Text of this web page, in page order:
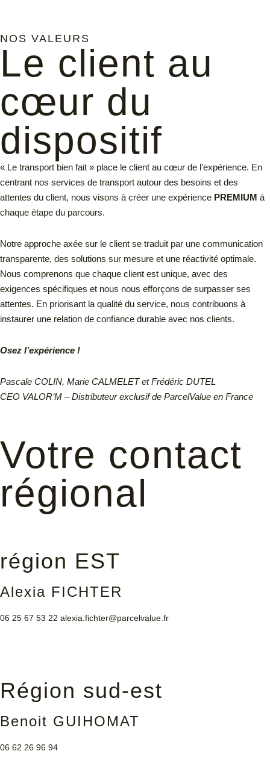
NOS VALEURS
Le client au
cœur du
dispositif
« Le transport bien fait » place le client au cœur de l’expérience. En
centrant nos services de transport autour des besoins et des
attentes du client, nous visons à créer une expérience PREMIUM à
chaque étape du parcours.
Notre approche axée sur le client se traduit par une communication
transparente, des solutions sur mesure et une réactivité optimale.
Nous comprenons que chaque client est unique, avec des
exigences spécifiques et nous nous efforçons de surpasser ses
attentes. En priorisant la qualité du service, nous contribuons à
instaurer une relation de confiance durable avec nos clients.
Osez l’expérience !
Pascale COLIN, Marie CALMELET et Frédéric DUTEL
CEO VALOR’M – Distributeur exclusif de ParcelValue en France
Votre contact
régional
région EST
Alexia FICHTER
06 25 67 53 22 alexia.fichter@parcelvalue.fr
Région sud-est
Benoit GUIHOMAT
06 62 26 96 94